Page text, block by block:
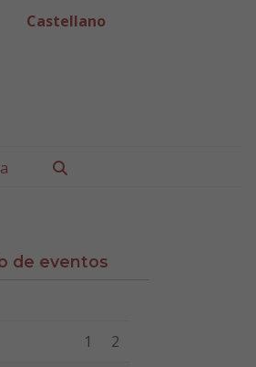
Castellano
de eventos
Miércoles Jueves
1 2